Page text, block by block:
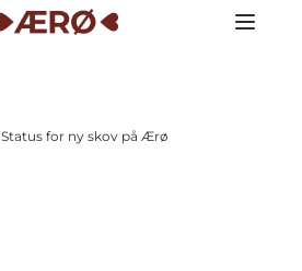
Status for ny skov på Ærø